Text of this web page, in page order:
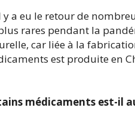
a eu le retour de
rares pendant la
car liée à la
est produite en
médicaments est-il